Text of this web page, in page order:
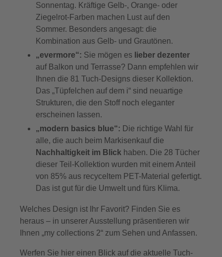
Sonnentag. Kräftige Gelb-, Orange- oder
Ziegelrot-Farben machen Lust auf den
Sommer. Besonders angesagt: die
Kombination aus Gelb- und Grautönen.
„evermore“: Sie mögen es lieber dezenter
auf Balkon und Terrasse? Dann empfehlen wir
Ihnen die 81 Tuch-Designs dieser Kollektion.
Das „Tüpfelchen auf dem i“ sind neuartige
Strukturen, die den Stoff noch eleganter
erscheinen lassen.
„modern basics blue“: Die richtige Wahl für
alle, die auch beim Markisenkauf die
Nachhaltigkeit im Blick haben. Die 28 Tücher
dieser Teil-Kollektion wurden mit einem Anteil
von 85% aus recyceltem PET-Material gefertigt.
Das ist gut für die Umwelt und fürs Klima.
Welches Design ist Ihr Favorit? Finden Sie es
heraus – in unserer Ausstellung präsentieren wir
Ihnen „my collections 2“ zum Sehen und Anfassen.
Werfen Sie hier einen Blick auf die aktuelle Tuch-